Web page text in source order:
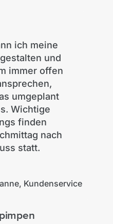
ich meine
und
immer offen
umgeplant
Wichtige
finden
nach
statt.
Kundenservice